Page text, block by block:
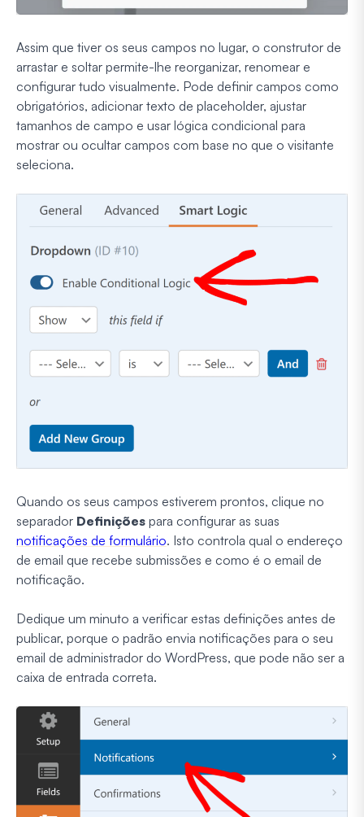
Assim que tiver os seus campos no lugar, o construtor de
arrastar e soltar permite-lhe reorganizar, renomear e
configurar tudo visualmente. Pode definir campos como
obrigatórios, adicionar texto de placeholder, ajustar
tamanhos de campo e usar lógica condicional para
mostrar ou ocultar campos com base no que o visitante
seleciona.
Quando os seus campos estiverem prontos, clique no
separador Definições para configurar as suas
notificações de formulário. Isto controla qual o endereço
de email que recebe submissões e como é o email de
notificação.
Dedique um minuto a verificar estas definições antes de
publicar, porque o padrão envia notificações para o seu
email de administrador do WordPress, que pode não ser a
caixa de entrada correta.